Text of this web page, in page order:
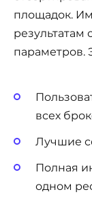
площадок.
результатам
параметров.
всех
Лучшие
Полная
одном